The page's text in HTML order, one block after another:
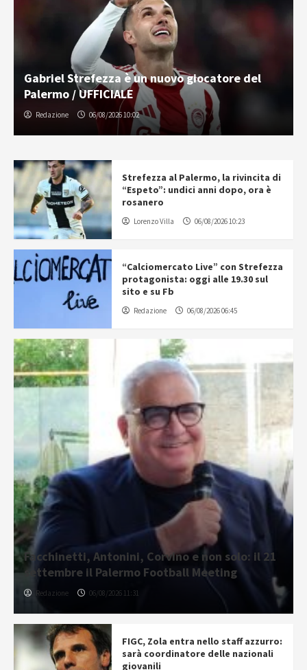
Gabriel Strefezza è un nuovo giocatore del
Palermo / UFFICIALE
Redazione 06/08/2026 10:02
Strefezza al Palermo, la rivincita di
“Espeto”: undici anni dopo, ora è
rosanero
Lorenzo Villa 06/08/2026 10:23
“Calciomercato Live” con Strefezza
protagonista: oggi alle 19.30 sul
sito e su Fb
Redazione 06/08/2026 06:45
Facchinetti, Antonini, Corvino e non solo: il 21
settembre il Palermo Football Meeting
Redazione 06/08/2026 11:31
FIGC, Zola entra nello staff azzurro:
sarà coordinatore delle nazionali
giovanili